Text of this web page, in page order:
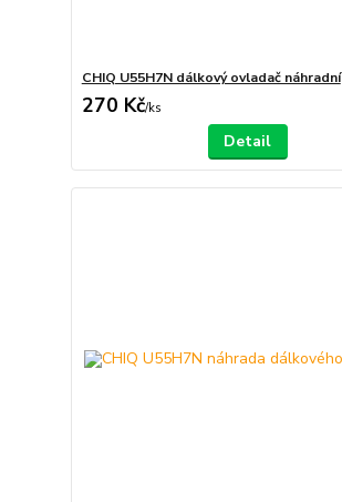
CHIQ U55H7N dálkový ovladač náhradní
270 Kč/ks
Detail